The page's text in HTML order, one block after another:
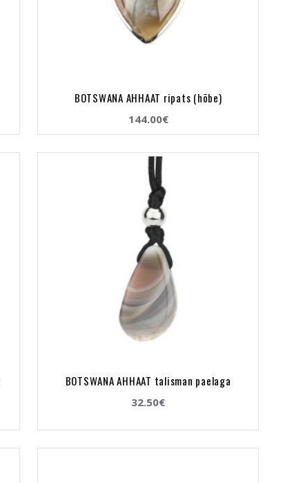
BOTSWANA AHHAAT ripats (hõbe)
144.00€
BOTSWANA AHHAAT talisman paelaga
32.50€